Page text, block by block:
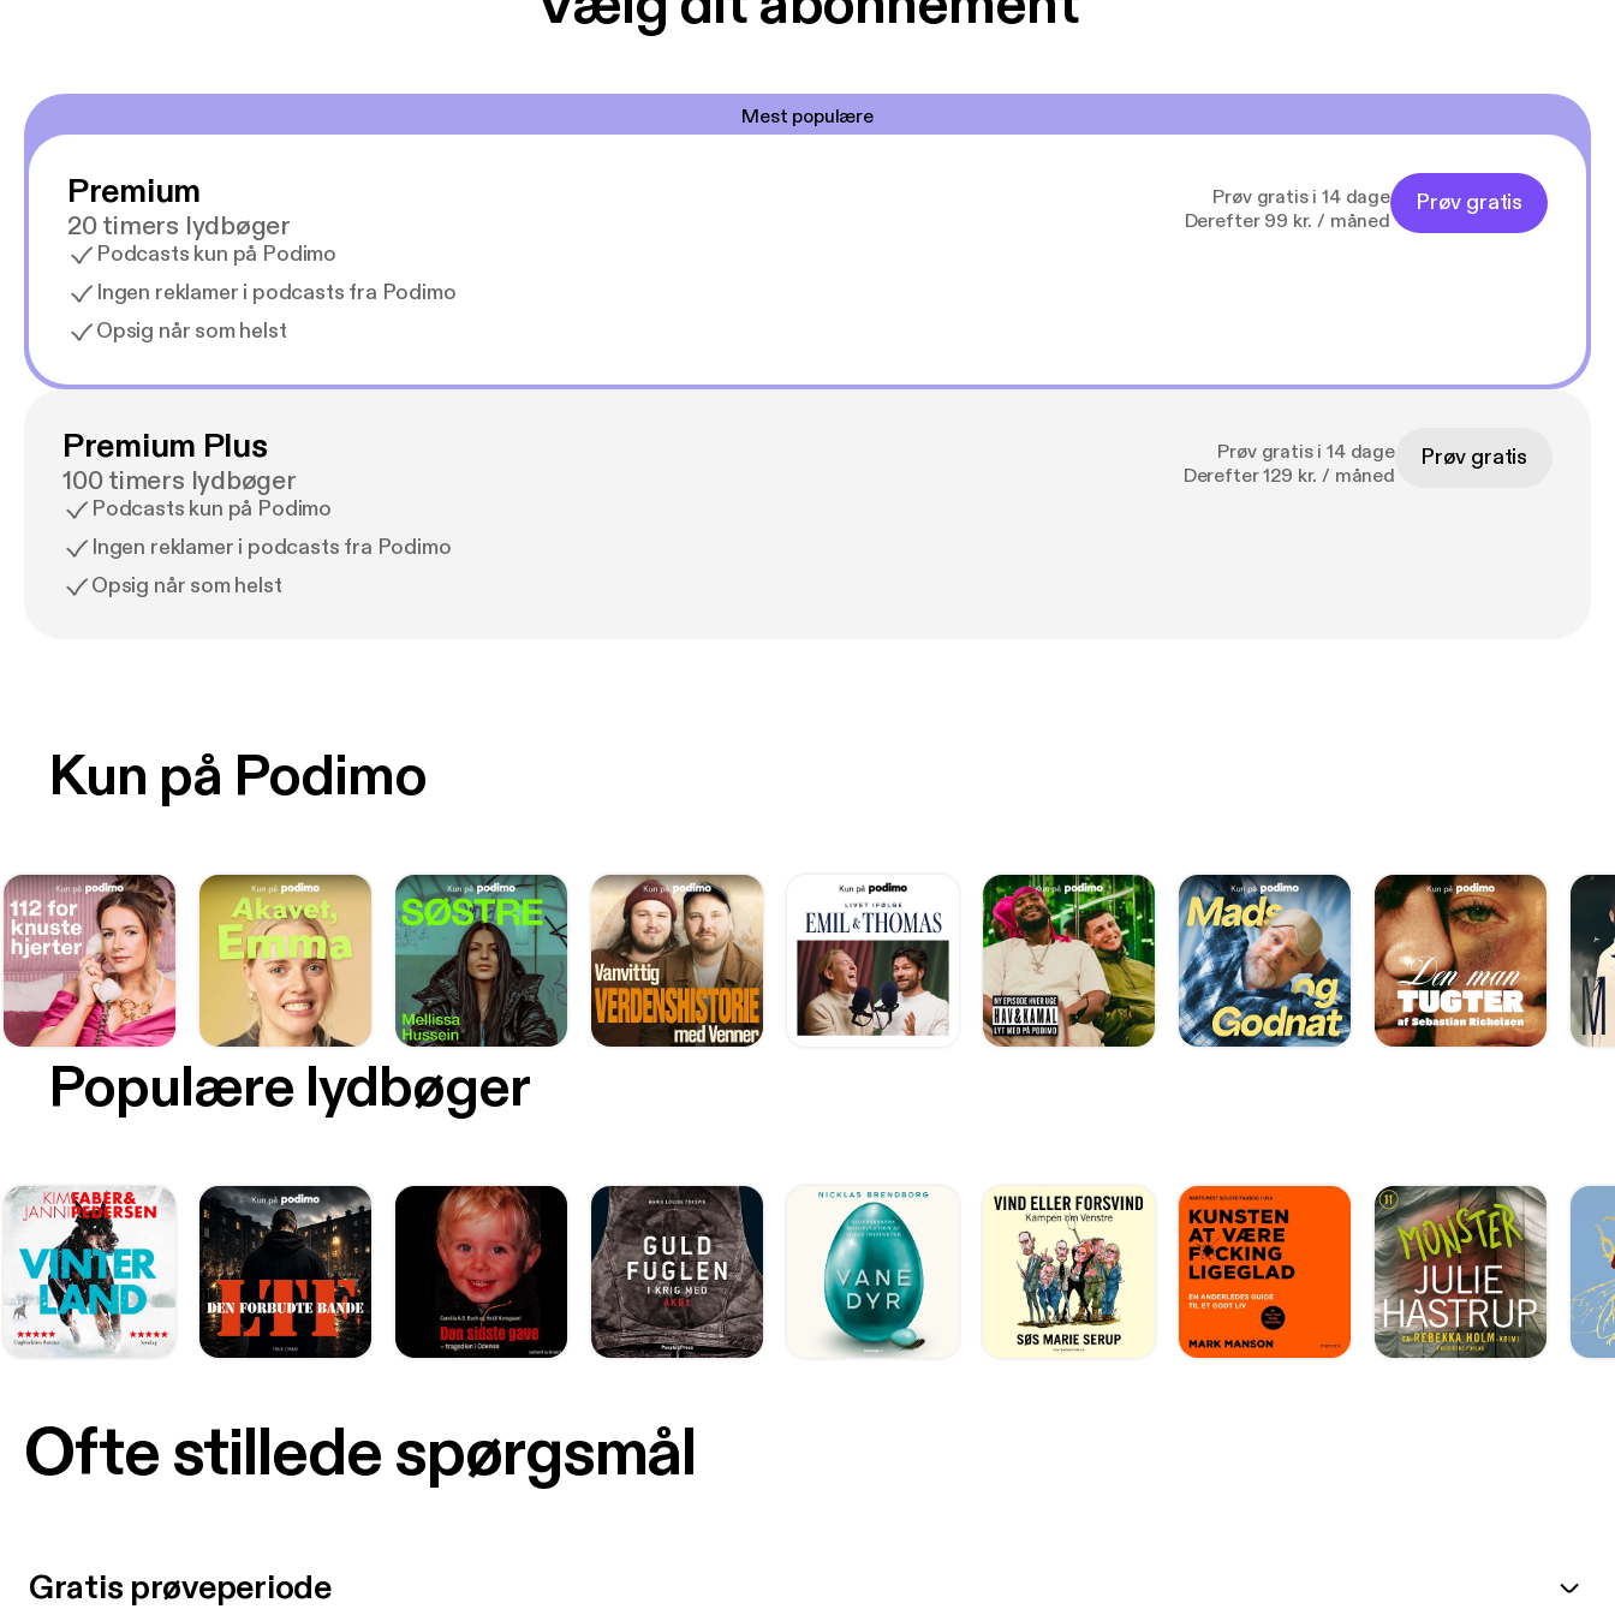
Mest populære
Premium
20 timers lydbøger
Podcasts kun på Podimo
Ingen reklamer i podcasts fra Podimo
Opsig når som helst
Prøv gratis i 14 dage
Derefter 99 kr. / måned
Prøv gratis
Premium Plus
100 timers lydbøger
Podcasts kun på Podimo
Ingen reklamer i podcasts fra Podimo
Opsig når som helst
Prøv gratis i 14 dage
Derefter 129 kr. / måned
Prøv gratis
Kun på Podimo
Populære lydbøger
Ofte stillede spørgsmål
Gratis prøveperiode